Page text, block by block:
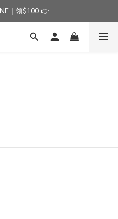
｜領$100 👉
｜領$100 👉
贈AISLE方塊酥髮夾乙個